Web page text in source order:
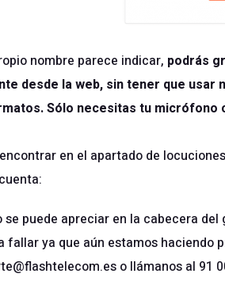
nombre parece indicar, podrás
desde la web, sin tener que
Sólo necesitas tu micrófono
en el apartado de
se puede apreciar en la cabecera del
fallar ya que aún estamos haciendo
o llámanos al 91